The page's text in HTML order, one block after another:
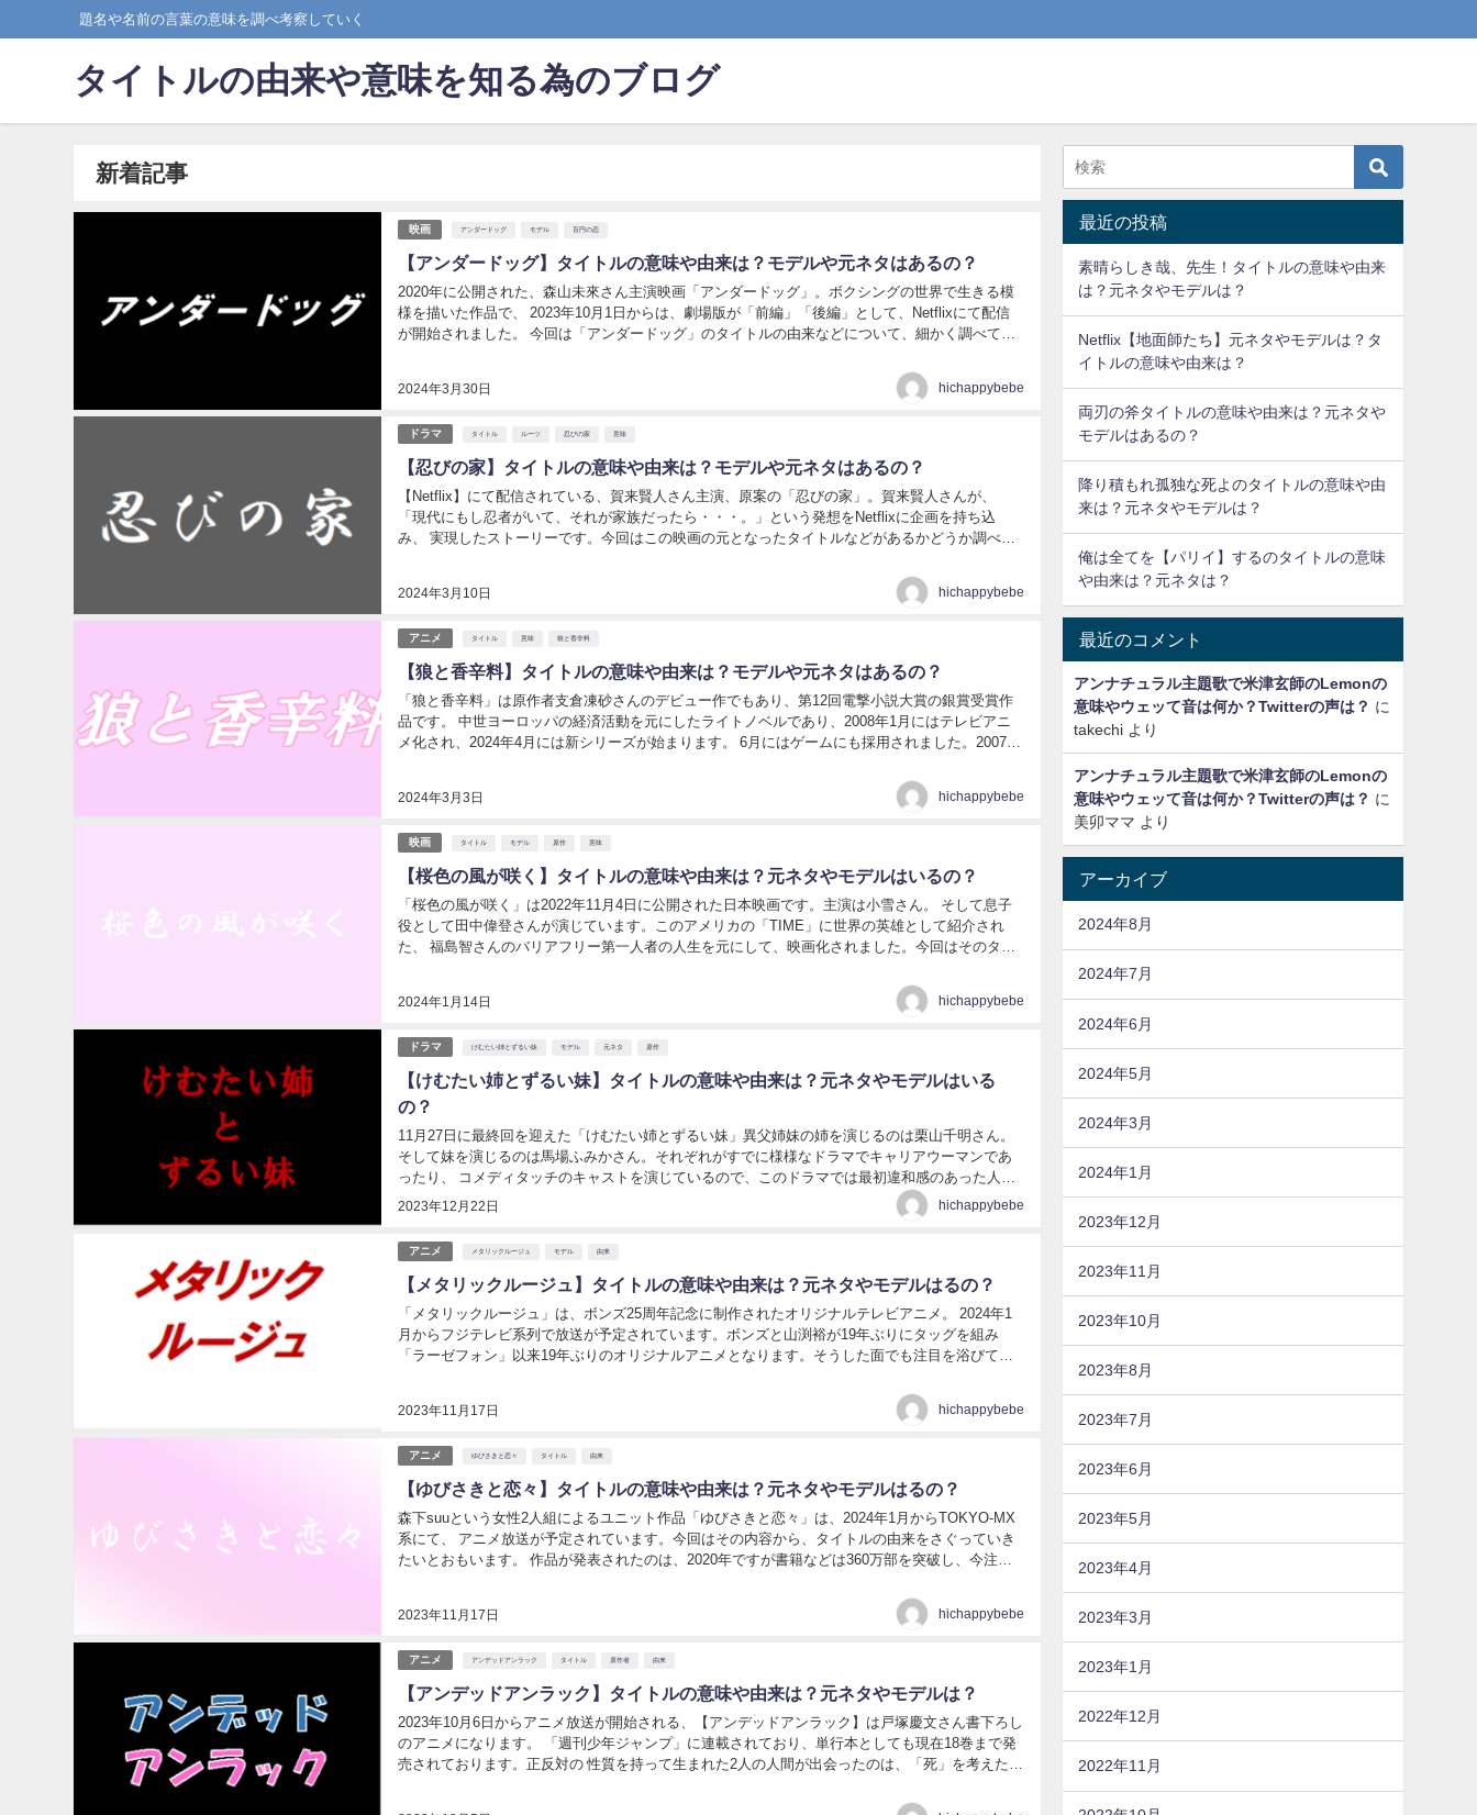
題名や名前の言葉の意味を調べ考察していく
タイトルの由来や意味を知る為のブログ
新着記事
映画 アンダードッグ モデル 百円の恋
【アンダードッグ】タイトルの意味や由来は？モデルや元ネタはあるの？
2024年3月30日
2020年に公開された、森山未來さん主演映画「アンダードッグ」。ボクシングの世界で生きる模
様を描いた作品で、 2023年10月1日からは、劇場版が「前編」「後編」として、Netflixにて配信
が開始されました。 今回は「アンダードッグ」のタイトルの由来などについて、細かく調べてい
hichappybebe
ドラマ タイトル ルーツ 忍びの家 意味
【忍びの家】タイトルの意味や由来は？モデルや元ネタはあるの？
2024年3月10日
【Netflix】にて配信されている、賀来賢人さん主演、原案の「忍びの家」。賀来賢人さんが、
「現代にもし忍者がいて、それが家族だったら・・・。」という発想をNetflixに企画を持ち込
み、 実現したストーリーです。今回はこの映画の元となったタイトルなどがあるかどうか調べて
hichappybebe
アニメ タイトル 意味 狼と香辛料
【狼と香辛料】タイトルの意味や由来は？モデルや元ネタはあるの？
2024年3月3日
「狼と香辛料」は原作者支倉凍砂さんのデビュー作でもあり、第12回電撃小説大賞の銀賞受賞作
品です。 中世ヨーロッパの経済活動を元にしたライトノベルであり、2008年1月にはテレビアニ
メ化され、2024年4月には新シリーズが始まります。 6月にはゲームにも採用されました。2007年
hichappybebe
映画 タイトル モデル 原作 意味
【桜色の風が咲く】タイトルの意味や由来は？元ネタやモデルはいるの？
2024年1月14日
「桜色の風が咲く」は2022年11月4日に公開された日本映画です。主演は小雪さん。 そして息子
役として田中偉登さんが演じています。このアメリカの「TIME」に世界の英雄として紹介され
た、 福島智さんのバリアフリー第一人者の人生を元にして、映画化されました。今回はそのタイ
hichappybebe
ドラマ けむたい姉とずるい妹 モデル 元ネタ 原作
【けむたい姉とずるい妹】タイトルの意味や由来は？元ネタやモデルはいる
の？
2023年12月22日
11月27日に最終回を迎えた「けむたい姉とずるい妹」異父姉妹の姉を演じるのは栗山千明さん。
そして妹を演じるのは馬場ふみかさん。それぞれがすでに様様なドラマでキャリアウーマンであ
ったり、 コメディタッチのキャストを演じているので、このドラマでは最初違和感のあった人も
hichappybebe
アニメ メタリックルージュ モデル 由来
【メタリックルージュ】タイトルの意味や由来は？元ネタやモデルはるの？
2023年11月17日
「メタリックルージュ」は、ボンズ25周年記念に制作されたオリジナルテレビアニメ。 2024年1
月からフジテレビ系列で放送が予定されています。ボンズと山渕裕が19年ぶりにタッグを組み
「ラーゼフォン」以来19年ぶりのオリジナルアニメとなります。そうした面でも注目を浴びてい
hichappybebe
アニメ ゆびさきと恋々 タイトル 由来
【ゆびさきと恋々】タイトルの意味や由来は？元ネタやモデルはるの？
2023年11月17日
森下suuという女性2人組によるユニット作品「ゆびさきと恋々」は、2024年1月からTOKYO-MX
系にて、 アニメ放送が予定されています。今回はその内容から、タイトルの由来をさぐっていき
たいとおもいます。 作品が発表されたのは、2020年ですが書籍などは360万部を突破し、今注目
hichappybebe
アニメ アンデッドアンラック タイトル 原作者 由来
【アンデッドアンラック】タイトルの意味や由来は？元ネタやモデルは？
2023年10月6日からアニメ放送が開始される、【アンデッドアンラック】は戸塚慶文さん書下ろし
のアニメになります。 「週刊少年ジャンプ」に連載されており、単行本としても現在18巻まで発
売されております。正反対の 性質を持って生まれた2人の人間が出会ったのは、「死」を考えた時
最近の投稿
素晴らしき哉、先生！タイトルの意味や由来
は？元ネタやモデルは？
Netflix【地面師たち】元ネタやモデルは？タ
イトルの意味や由来は？
両刃の斧タイトルの意味や由来は？元ネタや
モデルはあるの？
降り積もれ孤独な死よのタイトルの意味や由
来は？元ネタやモデルは？
俺は全てを【パリイ】するのタイトルの意味
や由来は？元ネタは？
最近のコメント
アンナチュラル主題歌で米津玄師のLemonの
意味やウェッて音は何か？Twitterの声は？ に
takechiより
アンナチュラル主題歌で米津玄師のLemonの
意味やウェッて音は何か？Twitterの声は？ に
美卯ママ より
アーカイブ
2024年8月
2024年7月
2024年6月
2024年5月
2024年3月
2024年1月
2023年12月
2023年11月
2023年10月
2023年8月
2023年7月
2023年6月
2023年5月
2023年4月
2023年3月
2023年1月
2022年12月
2022年11月